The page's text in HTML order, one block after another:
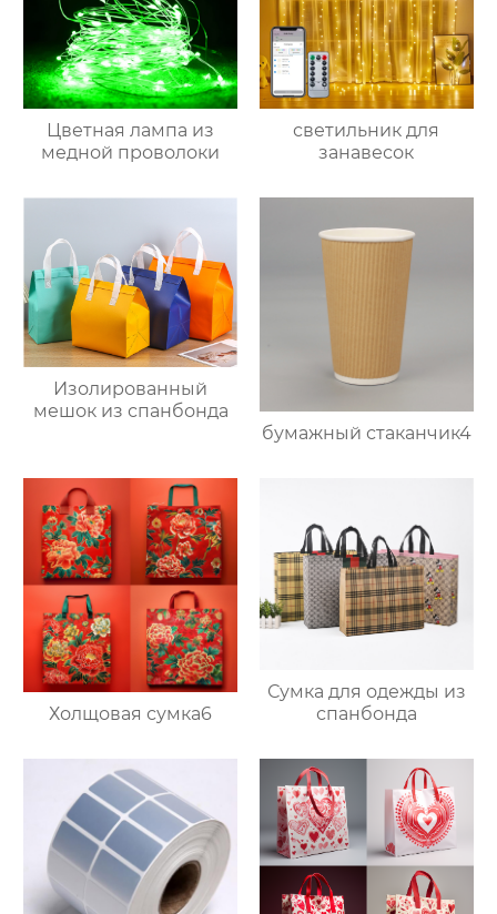
Цветная лампа из
медной проволоки
светильник для
занавесок
Изолированный
мешок из спанбонда
бумажный стаканчик4
Холщовая сумка6
Сумка для одежды из
спанбонда